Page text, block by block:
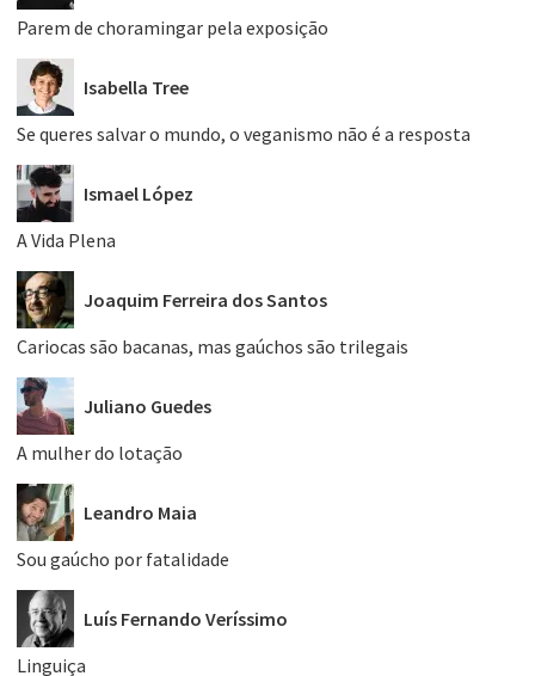
Parem de choramingar pela exposição
Isabella Tree
Se queres salvar o mundo, o veganismo não é a resposta
Ismael López
A Vida Plena
Joaquim Ferreira dos Santos
Cariocas são bacanas, mas gaúchos são trilegais
Juliano Guedes
A mulher do lotação
Leandro Maia
Sou gaúcho por fatalidade
Luís Fernando Veríssimo
Linguiça